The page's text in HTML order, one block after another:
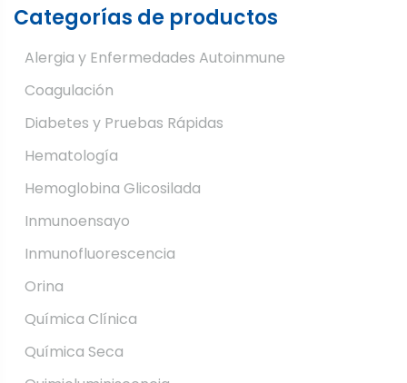
Categorías de productos
Alergia y Enfermedades Autoinmune
Coagulación
Diabetes y Pruebas Rápidas
Hematología
Hemoglobina Glicosilada
Inmunoensayo
Inmunofluorescencia
Orina
Química Clínica
Química Seca